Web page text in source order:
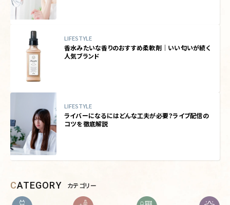
LIFESTYLE
香水みたいな香りのおすすめ柔軟剤｜いい匂いが続く
人気ブランド
LIFESTYLE
ライバーになるにはどんな工夫が必要？ライブ配信の
コツを徹底解説
CATEGORY カテゴリー